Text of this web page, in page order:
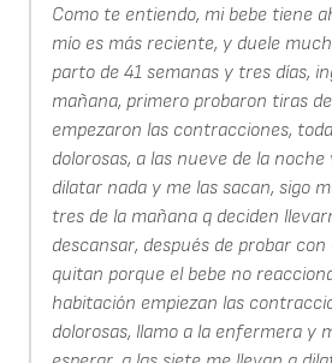
Como te entiendo, mi bebe tiene
mío es más reciente, y duele
parto de 41 semanas y tres días,
mañana, primero probaron tiras
empezaron las contracciones,
dolorosas, a las nueve de la
dilatar nada y me las sacan, sigo
tres de la mañana q deciden
descansar, después de probar
quitan porque el bebe no
habitación empiezan las
dolorosas, llamo a la enfermera y